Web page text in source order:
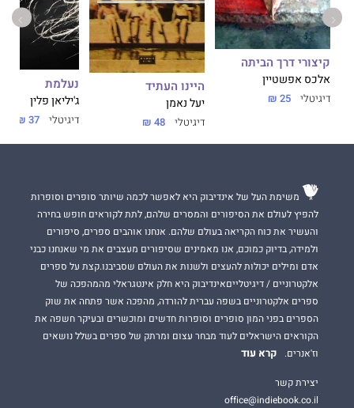
קיצורי דרך הביתה
אלכס אפשטיין
דיגיטלי 25 ₪
היינו העתיד
יעל נאמן
דיגיטלי 48 ₪
נעלמת
ג'יליאן פלין
דיגיטלי 37 ₪
משימת העל של אינדיבוק היא לאפשר לכמה שיותר סופרים וסופרות
להפיץ לעולם את הסיפורים והמסרים שלהם, לתת לקוראים חופש בחירה
והעשיר את כוח הקריאה בעולם שלהם. אנחנו אוהבים ספרים, סיפורים
ולמידה, בדיוק כמוכם, אנו מאמינים שסיפורים מעצבים את מי שאנחנו כבני
אדם ומילים יכולות להעצים ולשנות את העולם שסביבנו.קצת על ספרים
אלקטרוניים / דיגיטלייםאינדיבוק היא חלק אינטגראלי מהמהפכה של
ספרים אלקטרוניים בשפה עברית להורדה, מהפכה אשר פתחה את שוק
הספרים בפני המון סופרים וסופרות חדשים ומוכשרים ובעיקר חשפה את
הקוראים הישראלים לעוד מבחר עצום ומרתק של ספרים בשלל נושאים
וז'אנרים.
קרא עוד
יצירת קשר
office@indiebook.co.il